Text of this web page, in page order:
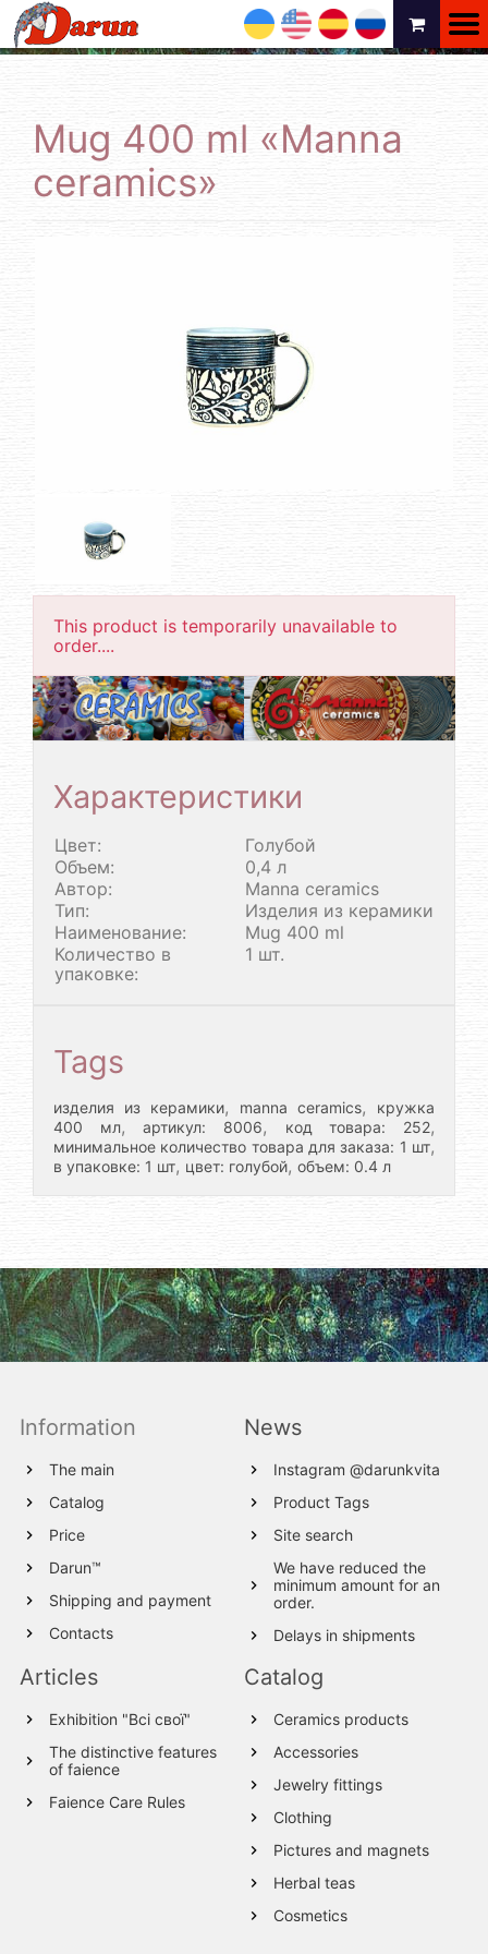
UA EN ES RU
Mug 400 ml «Manna
ceramics»
This product is temporarily unavailable to
order....
Характеристики
Цвет:
Голубой
Объем:
0,4 л
Автор:
Manna ceramics
Тип:
Изделия из керамики
Наименование:
Mug 400 ml
Количество в
упаковке:
1 шт.
Tags
изделия из керамики, manna ceramics,
кружка
400 мл,артикул: 8006, код товара: 252,
минимальное количество товара для заказа: 1 шт,
в упаковке: 1 шт, цвет: голубой, объем: 0.4 л
Information
The main
Catalog
Price
Darun™
Shipping and payment
Contacts
News
Instagram @darunkvita
Product Tags
Site search
We have reduced the
minimum amount for an
order.
Delays in shipments
Articles
Exhibition "Всі свої"
The distinctive features
of faience
Faience Care Rules
Catalog
Ceramics products
Accessories
Jewelry fittings
Clothing
Pictures and magnets
Herbal teas
Cosmetics